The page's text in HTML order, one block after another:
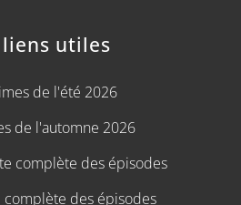
liens utiles
de l'été 2026
de l'automne 2026
complète des épisodes
complète des épisodes